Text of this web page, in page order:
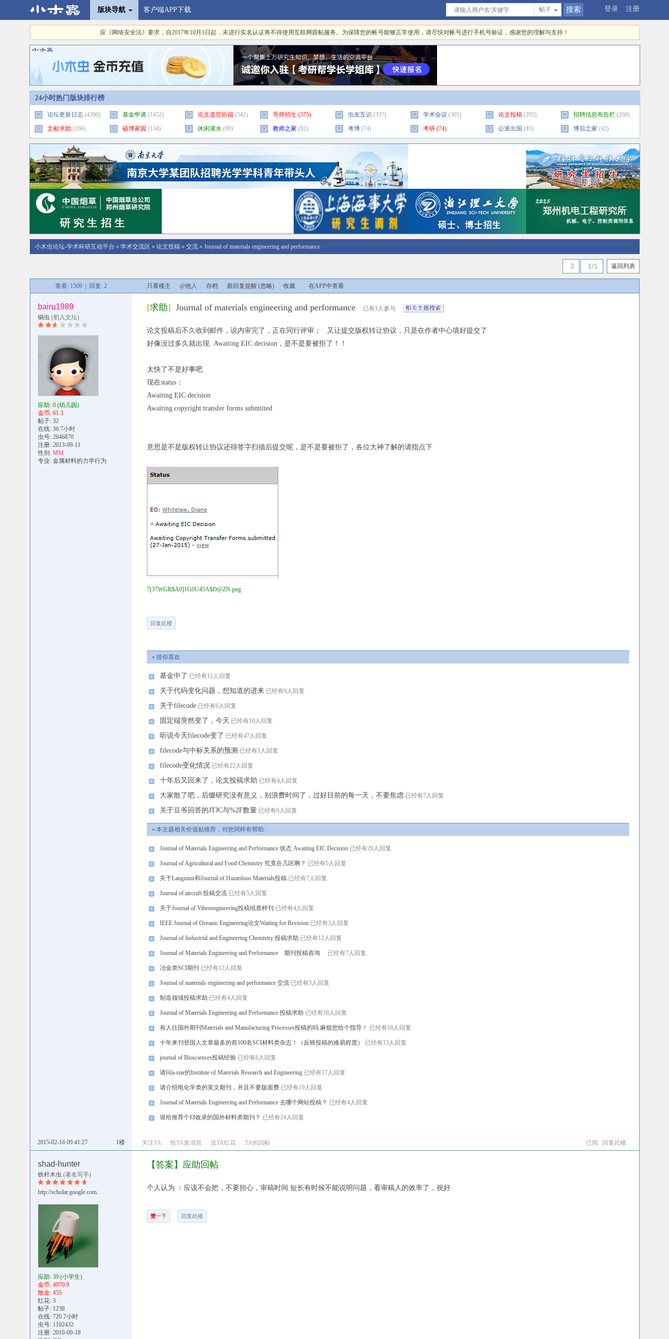
版块导航 客户端APP下载 登录 注册
帖子
应《网络安全法》要求，自2017年10月1日起，未进行实名认证将不得使用互联网跟帖服务。为保障您的帐号能够正常使用，请尽快对帐号进行手机号验证，感谢您的理解与支持！
24小时热门版块排行榜
> 论坛更新日志(4390) > 基金申请(1452) > 论文道贺祈福(542) > 导师招生 (375) > 虫友互识 (337) > 学术会议 (305) > 论文投稿(292) > 招聘信息布告栏(268)
>
文献求助 (266) > 硕博家园 (134) > 休闲灌水(99) > 教师之家 (92) > 考博(74) > 考研(74) > 公派出国 (45) > 博后之家 (42)
小木虫论坛-学术科研互动平台 » 学术交流区 » 论文投稿» 交流» Journal of materials engineering and performance
3 1/1 返回列表
查看: 1509 | 回复: 2 只看楼主 @他人 存档 新回复提醒 (忽略) 收藏 在APP中查看
bairu1989
铜虫 (初入文坛)
应助: 0 (幼儿园)
金币: 61.3
帖子: 32
在线: 36.7小时
虫号: 2646870
注册: 2013-09-11
性别: MM
专业: 金属材料的力学行为
[求助] Journal of materials engineering and performance 已有1人参与
论文投稿后不久收到邮件，说内审完了，正在同行评审； 又让提交版权转让协议，只是在作者中心填好提交了
好像没过多久就出现 Awaiting EIC decision，是不是要被拒了！！
太快了不是好事吧
现在status：
Awaiting EIC decision
Awaiting copyright transfer forms submitted
意思是不是版权转让协议还得签字扫描后提交呢，是不是要被拒了，各位大神了解的请指点下
7(37WGR$A0]1G0U45A$D@ZN.png
回复此楼
» 猜你喜欢
基金中了 已经有12人回复
关于代码变化问题，想知道的进来 已经有9人回复
关于filecode 已经有6人回复
固定端突然变了，今天 已经有10人回复
听说今天filecode变了 已经有47人回复
filecode与中标关系的预测 已经有3人回复
filecode变化情况 已经有22人回复
十年后又回来了，论文投稿求助 已经有4人回复
大家散了吧，后缀研究没有意义，别浪费时间了，过好目前的每一天，不要焦虑 已经有7人回复
关于豆爷回答的JTJC与%2F数量 已经有6人回复
» 本主题相关价值贴推荐，对您同样有帮助:
Journal of Materials Engineering and Performance 状态 Awaiting EIC Decision 已经有20人回复
Journal of Agricultural and Food Chemistry 究竟在几区啊？ 已经有5人回复
关于Langmuir和Journal of Hazardous Materials投稿 已经有7人回复
Journal of aircraft 投稿交流 已经有5人回复
关于Journal of Vibroengineering投稿纸质样刊 已经有4人回复
IEEE Journal of Oceanic Engineering论文Waiting for Revision 已经有3人回复
Journal of Industrial and Engineering Chemistry 投稿求助 已经有12人回复
Journal of Materials Engineering and Performance 期刊投稿咨询 已经有7人回复
冶金类SCI期刊 已经有12人回复
Journal of materials engineering and performance 交流 已经有3人回复
制造领域投稿求助 已经有4人回复
Journal of Materials Engineering and Performance 投稿求助 已经有18人回复
有人往国外期刊Materials and Manufacturing Processes投稿的吗 麻烦您给个指导！ 已经有18人回复
十年来刊登国人文章最多的前100名SCI材料类杂志！（反映投稿的难易程度） 已经有13人回复
journal of Biosciences投稿经验 已经有8人回复
请问a-star的Institute of Materials Research and Engineering 已经有17人回复
请介绍电化学类的英文期刊，并且不要版面费 已经有19人回复
Journal of Materials Engineering and Performance 去哪个网站投稿？ 已经有4人回复
谁给推荐个EI收录的国外材料类期刊？ 已经有24人回复
1楼
2015-02-16 09:41:27 已阅 回复此楼
关注TA 给TA发消息 送TA红花 TA的回帖
shad-hunter
铁杆木虫 (著名写手)
http://scholar.google.com.
应助: 39 (小学生)
金币: 4970.9
散金: 455
红花: 3
帖子: 1238
在线: 720.7小时
虫号: 1102432
注册: 2010-09-18
【答案】应助回帖
个人认为 ：应该不会把，不要担心，审稿时间 短长有时候不能说明问题，看审稿人的效率了，祝好
赞一下 回复此楼